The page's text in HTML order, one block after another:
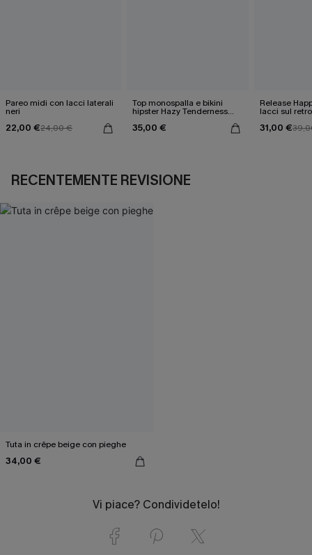
Pareo midi con lacci laterali
neri
22,00 €24,00 €
Top monospalla e bikini
hipster Hazy Tenderness
35,00 €
Release
lacci sul
31,00 €
RECENTEMENTE REVISIONE
Tuta in crêpe beige con pieghe
34,00 €
Vi piace? Condividetelo!